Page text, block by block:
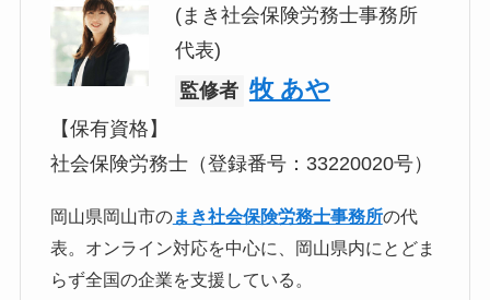
(まき社会保険労務士事務所
代表)
監修者 牧 あや
【保有資格】
社会保険労務士（登録番号：33220020号）
岡山県岡山市のまき社会保険労務士事務所の代
表。オンライン対応を中心に、岡山県内にとどま
らず全国の企業を支援している。